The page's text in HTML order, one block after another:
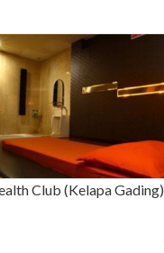
Club (Kelapa Gading)